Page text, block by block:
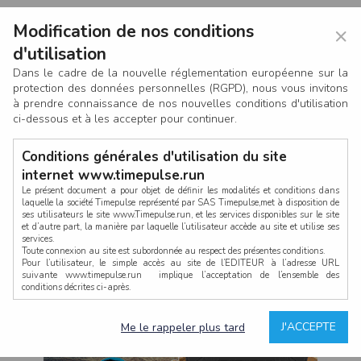
CONNEXION
×
Modification de nos conditions
d'utilisation
Dans le cadre de la nouvelle réglementation européenne sur la
protection des données personnelles (RGPD), nous vous invitons
à prendre connaissance de nos nouvelles conditions d'utilisation
ci-dessous et à les accepter pour continuer.
Conditions générales d'utilisation du site
internet www.timepulse.run
Le présent document a pour objet de définir les modalités et conditions dans
laquelle la société Timepulse représenté par SAS Timepulse,met à disposition de
ses utilisateurs le site www.Timepulse.run, et les services disponibles sur le site
et d’autre part, la manière par laquelle l’utilisateur accède au site et utilise ses
services.
Toute connexion au site est subordonnée au respect des présentes conditions.
Pour l’utilisateur, le simple accès au site de l’EDITEUR à l’adresse URL
suivante www.timepulse.run implique l’acceptation de l’ensemble des
conditions décrites ci-après.
La structure générale du site www.timepulse.run, par quelque procédé que ce
soit, sans l'autorisation préalable et par écrit de Fourcherot Mickael et/ou de ses
J'ACCEPTE
Me le rappeler plus tard